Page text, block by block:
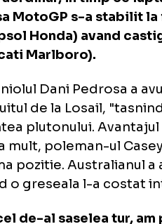
prima cursa a
Yamaha a reusit
extraordinar, in timp
(Repsol Honda)
(Ducati Marlboro).
Spaniolul Dani
circuitul de la Losail,
fruntea plutonului.
prea mult,poleman-